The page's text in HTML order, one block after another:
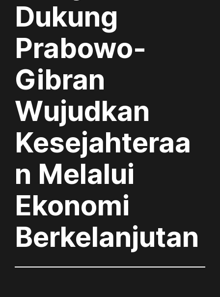
Dukung
Prabowo-
Gibran
Wujudkan
Kesejahteraa
n Melalui
Ekonomi
Berkelanjutan